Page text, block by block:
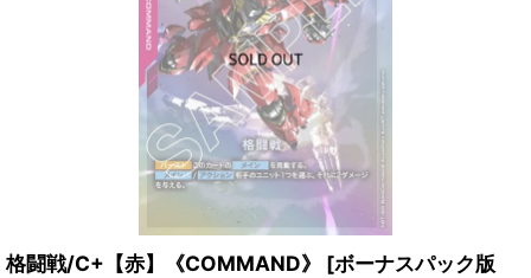
格闘戦/C+【赤】《COMMAND》 [ボーナスパック版